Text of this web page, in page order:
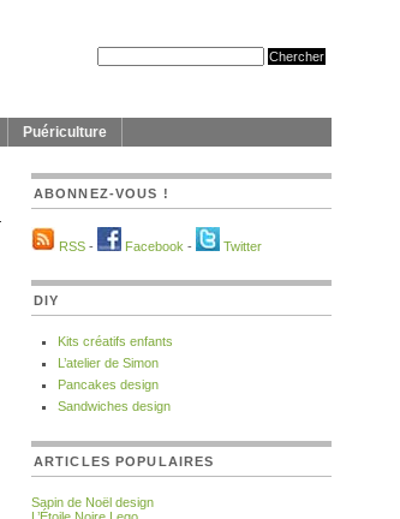
Puériculture
ABONNEZ-VOUS !
RSS - Facebook - Twitter
DIY
Kits créatifs enfants
L’atelier de Simon
Pancakes design
Sandwiches design
ARTICLES POPULAIRES
Sapin de Noël design